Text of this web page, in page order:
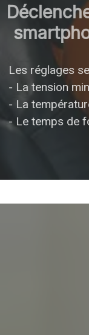
Les réglages
- La tension
- La
- Le temps de